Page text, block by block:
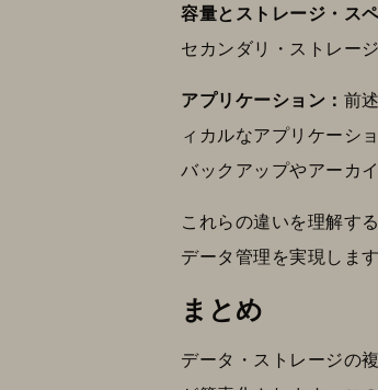
容量とストレージ・ス
セカンダリ・ストレー
アプリケーション： 前
ィカルなアプリケーシ
バックアップやアーカ
これらの違いを理解す
データ管理を実現します
まとめ
データ・ストレージの